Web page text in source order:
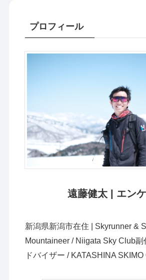
プロフィール
遠藤健太 | エン
新潟県新潟市在住 | Skyrunner &
Mountaineer / Niigata Sky Club副
ドバイザー / KATASHINA